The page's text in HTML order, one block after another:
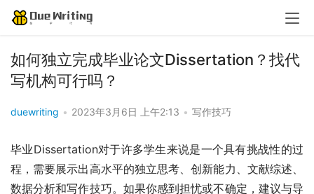
如何独立完成毕业论文Dissertation？找代
写机构可行吗？
duewriting • 2023年3月6日 上午2:13 • 写作技巧
毕业Dissertation对于许多学生来说是一个具有挑战性的过
程，需要展示出高水平的独立思考、创新能力、文献综述、
数据分析和写作技巧。如果你感到担忧或不确定，建议与导